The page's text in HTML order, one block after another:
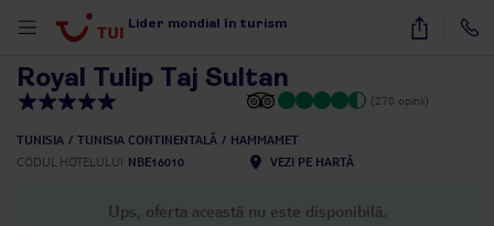
Lider mondial în turism 27
Royal Tulip Taj Sultan
(270 opinii)
TUNISIA TUNISIA CONTINENTALĂ
HAMMAMET
CODUL HOTELULUI NBE16010 VEZI PE HARTĂ
Ups, oferta această nu este disponibilă.